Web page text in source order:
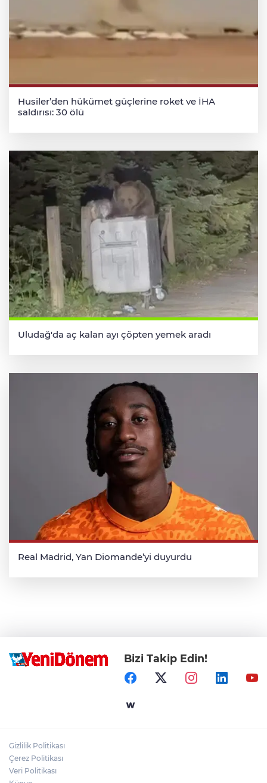
Husiler’den hükümet güçlerine roket ve İHA
saldırısı: 30 ölü
Uludağ'da aç kalan ayı çöpten yemek aradı
Real Madrid, Yan Diomande’yi duyurdu
Bizi Takip Edin!
Gizlilik Politikası
Çerez Politikası
Veri Politikası